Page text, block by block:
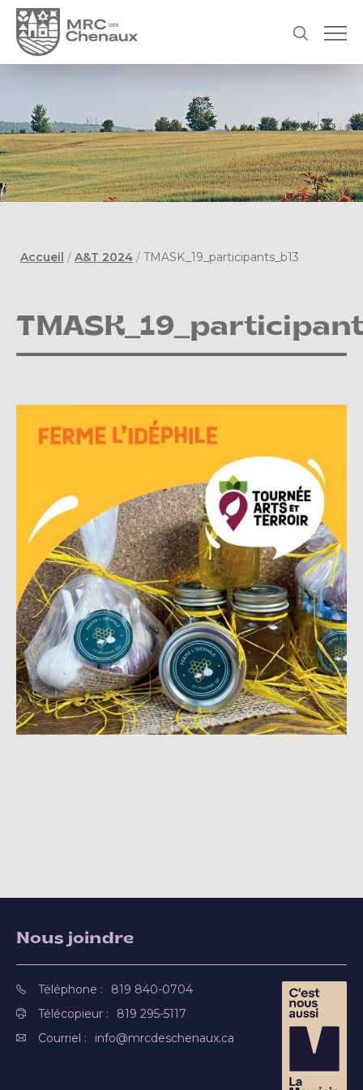
Accueil / A&T 2024 / TMASK_19_participants_b13
Nous joindre
Téléphone :
819 840-0704
Télécopieur :
819 295-5117
Courriel :
info@mrcdeschenaux.ca